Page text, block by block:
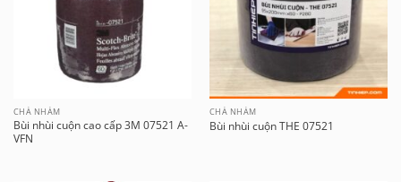
CHÀ NHÁM
Bùi nhùi cuộn cao cấp 3M 07521 A-
VFN
CHÀ NHÁM
Bùi nhùi cuộn THE 07521